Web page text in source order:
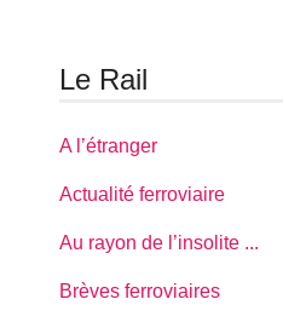
Le Rail
A l’étranger
Actualité ferroviaire
Au rayon de l’insolite ...
Brèves ferroviaires